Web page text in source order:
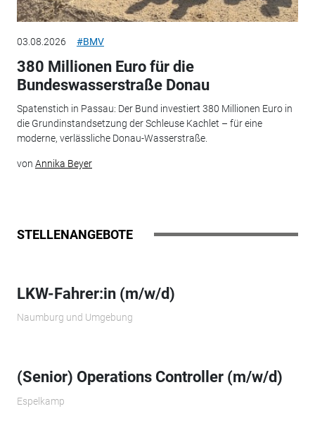
03.08.2026 #BMV
380 Millionen Euro für die
Bundeswasserstraße Donau
Spatenstich in Passau: Der Bund investiert 380 Millionen Euro in
die Grundinstandsetzung der Schleuse Kachlet – für eine
moderne, verlässliche Donau-Wasserstraße.
von Annika Beyer
STELLENANGEBOTE
LKW-Fahrer:in (m/w/d)
Naumburg und Umgebung
(Senior) Operations Controller (m/w/d)
Espelkamp